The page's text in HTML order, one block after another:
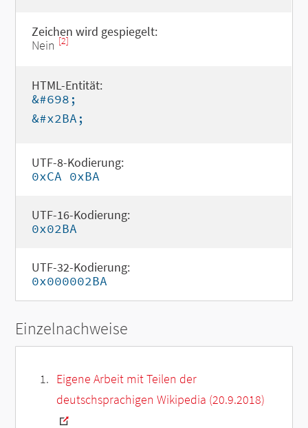
Zeichen wird gespiegelt:
Nein [2]
HTML-Entität:
&#698;
&#x2BA;
UTF-8-Kodierung:
0xCA 0xBA
UTF-16-Kodierung:
0x02BA
UTF-32-Kodierung:
0x000002BA
Einzelnachweise
Eigene Arbeit mit Teilen der
deutschsprachigen Wikipedia (20.9.2018)